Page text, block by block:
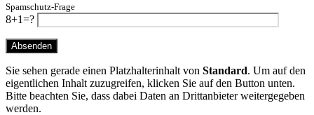
Spamschutz-Frage
8+1=?
Sie sehen gerade einen Platzhalterinhalt von Standard. Um auf den
eigentlichen Inhalt zuzugreifen, klicken Sie auf den Button unten.
Bitte beachten Sie, dass dabei Daten an Drittanbieter weitergegeben
werden.